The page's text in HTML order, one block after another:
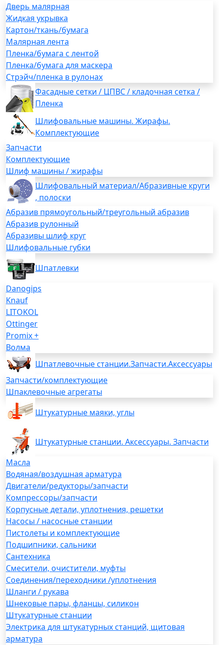
Дверь малярная
Жидкая укрывка
Картон/ткань/бумага
Малярная лента
Пленка/бумага с лентой
Пленка/бумага для маскера
Стрэйч/пленка в рулонах
Фасадные сетки / ЦПВС / кладочная сетка /
Пленка
Шлифовальные машины. Жирафы.
Комплектующие
Запчасти
Комплектующие
Шлиф машины / жирафы
Шлифовальный материал/Абразивные круги
, полоски
Абразив прямоугольный/треугольный абразив
Абразив рулонный
Абразивы шлиф круг
Шлифовальные губки
Шпатлевки
Danogips
Knauf
LITOKOL
Ottinger
Promix +
Волма
Шпатлевочные станции.Запчасти.Аксессуары
Запчасти/комплектующие
Шпаклевочные агрегаты
Штукатурные маяки, углы
Штукатурные станции. Аксессуары. Запчасти
Масла
Водяная/воздушная арматура
Двигатели/редукторы/запчасти
Компрессоры/запчасти
Корпусные детали, уплотнения, решетки
Насосы / насосные станции
Пистолеты и комплектующие
Подшипники, сальники
Сантехника
Смесители, очистители, муфты
Соединения/переходники /уплотнения
Шланги / рукава
Шнековые пары, фланцы, силикон
Штукатурные станции
Электрика для штукатурных станций, щитовая
арматура